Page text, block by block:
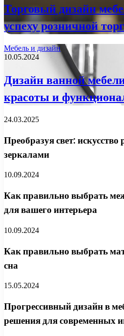
Торговый дизайн
успеху розничной
Мебель и дизайн
10.05.2024
Дизайн ванной
красоты и
24.03.2025
Преобразуя свет:
зеркалами
10.09.2024
Как правильно выбрать
для вашего интерьера
10.09.2024
Как правильно выбрать
сна
15.05.2024
Прогрессивный дизайн в
решения для современных